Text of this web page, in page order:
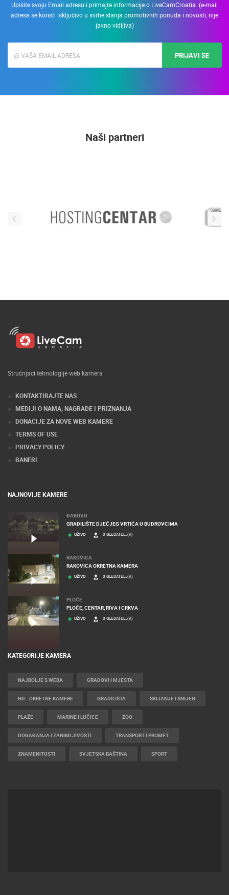
Upišite svoju Email adresu i primajte informacije o LiveCamCroatia. (e-mail
adresa se koristi isključivo u svrhe slanja promotivnih ponuda i novosti, nije
javno vidljiva)
PRIJAVI SE
Naši partneri
Stručnjaci tehnologije web kamera
KONTAKTIRAJTE NAS
MEDIJI O NAMA, NAGRADE I PRIZNANJA
DONACIJE ZA NOVE WEB KAMERE
TERMS OF USE
PRIVACY POLICY
BANERI
NAJNOVIJE KAMERE
ĐAKOVO
GRADILIŠTE DJEČJEG VRTIĆA U BUDROVCIMA
UŽIVO 0 GLEDATELJ(A)
RAKOVICA
RAKOVICA OKRETNA KAMERA
UŽIVO 0 GLEDATELJ(A)
PLOČE
PLOČE, CENTAR, RIVA I CRKVA
UŽIVO 0 GLEDATELJ(A)
KATEGORIJE KAMERA
NAJBOLJE S WEBA GRADOVI I MJESTA
HD - OKRETNE KAMERE GRADILIŠTA SKIJANJE I SNIJEG
PLAŽE MARINE I LUČICE ZOO
DOGAĐANJA I ZANIMLJIVOSTI TRANSPORT I PROMET
ZNAMENITOSTI SVJETSKA BAŠTINA SPORT